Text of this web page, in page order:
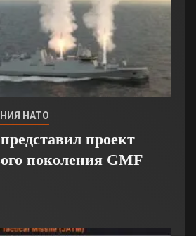
НАТО
проект
поколения GMF